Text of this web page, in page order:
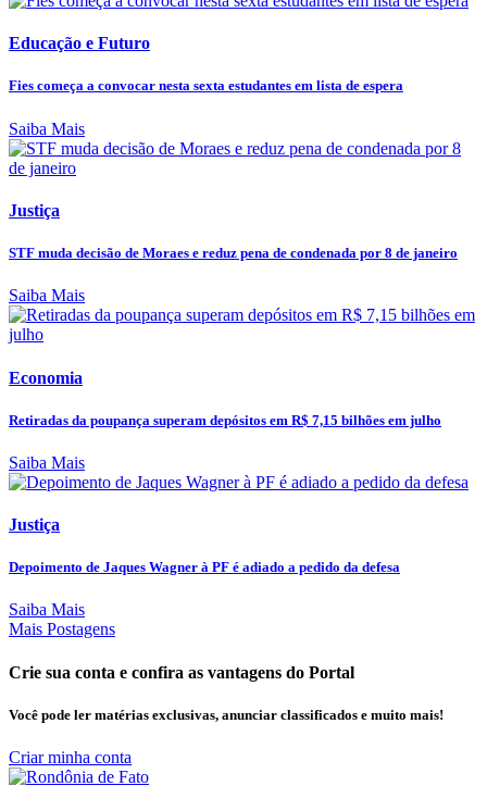
Educação e Futuro
Fies começa a convocar nesta sexta estudantes em lista de espera
Saiba Mais
Justiça
STF muda decisão de Moraes e reduz pena de condenada por 8 de janeiro
Saiba Mais
Economia
Retiradas da poupança superam depósitos em R$ 7,15 bilhões em julho
Saiba Mais
Justiça
Depoimento de Jaques Wagner à PF é adiado a pedido da defesa
Saiba Mais
Mais Postagens
Crie sua conta e confira as vantagens do Portal
Você pode ler matérias exclusivas, anunciar classificados e muito mais!
Criar minha conta